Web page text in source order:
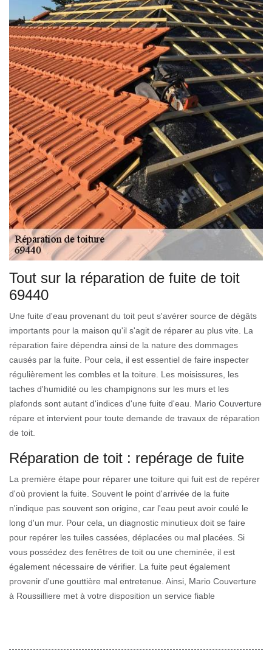
Tout sur la réparation de fuite de toit
69440
Une fuite d'eau provenant du toit peut s'avérer source de dégâts
importants pour la maison qu'il s'agit de réparer au plus vite. La
réparation faire dépendra ainsi de la nature des dommages
causés par la fuite. Pour cela, il est essentiel de faire inspecter
régulièrement les combles et la toiture. Les moisissures, les
taches d'humidité ou les champignons sur les murs et les
plafonds sont autant d'indices d'une fuite d'eau. Mario Couverture
répare et intervient pour toute demande de travaux de réparation
de toit.
Réparation de toit : repérage de fuite
La première étape pour réparer une toiture qui fuit est de repérer
d'où provient la fuite. Souvent le point d'arrivée de la fuite
n'indique pas souvent son origine, car l'eau peut avoir coulé le
long d'un mur. Pour cela, un diagnostic minutieux doit se faire
pour repérer les tuiles cassées, déplacées ou mal placées. Si
vous possédez des fenêtres de toit ou une cheminée, il est
également nécessaire de vérifier. La fuite peut également
provenir d'une gouttière mal entretenue. Ainsi, Mario Couverture
à Roussilliere met à votre disposition un service fiable